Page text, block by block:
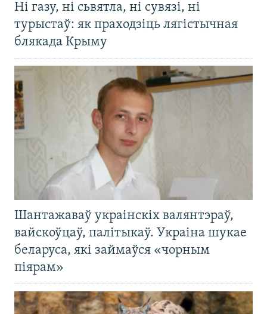
Ні газу, ні сьвятла, ні сувязі, ні
турыстаў: як праходзіць лягістычная
блякада Крыму
Шантажаваў украінскіх валянтэраў,
вайскоўцаў, палітыкаў. Украіна шукае
беларуса, які займаўся «чорным
піярам»